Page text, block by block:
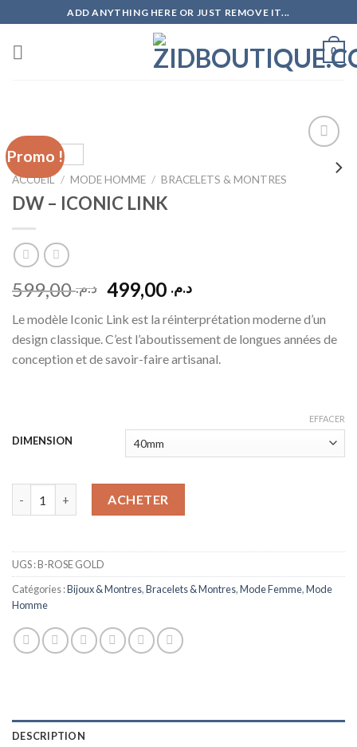
to
content
ADD ANYTHING HERE OR JUST REMOVE IT...
0
Promo !
ACCUEIL / MODE HOMME / BRACELETS & MONTRES
DW – ICONIC LINK
د.م.599,00
Le
initial
était :
د.م. 599,00.
د.م.Le
actuel
est :
Le modèle Iconic Link est la réinterprétation moderne d’un
design classique. C’est l’aboutissement de longues années de
conception et de savoir-faire artisanal.
DIMENSION
EFFACER
ACHETER
UGS :B-ROSE GOLD
Catégories :Bijoux & Montres,Bracelets & Montres,Mode Femme,Mode
Homme
DESCRIPTION